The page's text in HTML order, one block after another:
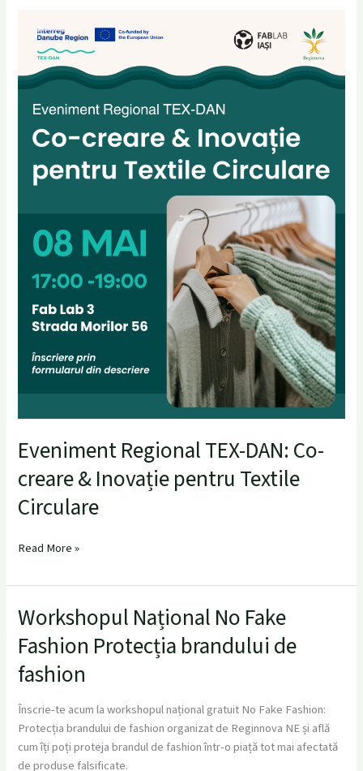
Eveniment Regional TEX-DAN: Co-
creare & Inovație pentru Textile
Circulare
Regional
TEX-
DAN:
Co-
creare
Inovație
pentru
Textile
Read More »
Workshopul Național No Fake
Fashion Protecția brandului de
fashion
Înscrie-te acum la workshopul național gratuit No Fake Fashion:
Protecția brandului de fashion organizat de Reginnova NE și află
cum îți poți proteja brandul de fashion într-o piață tot mai afectată
de produse falsificate.
Workshopul
Național
No
Fake
Fashion
Protecția
brandului
de
fashion